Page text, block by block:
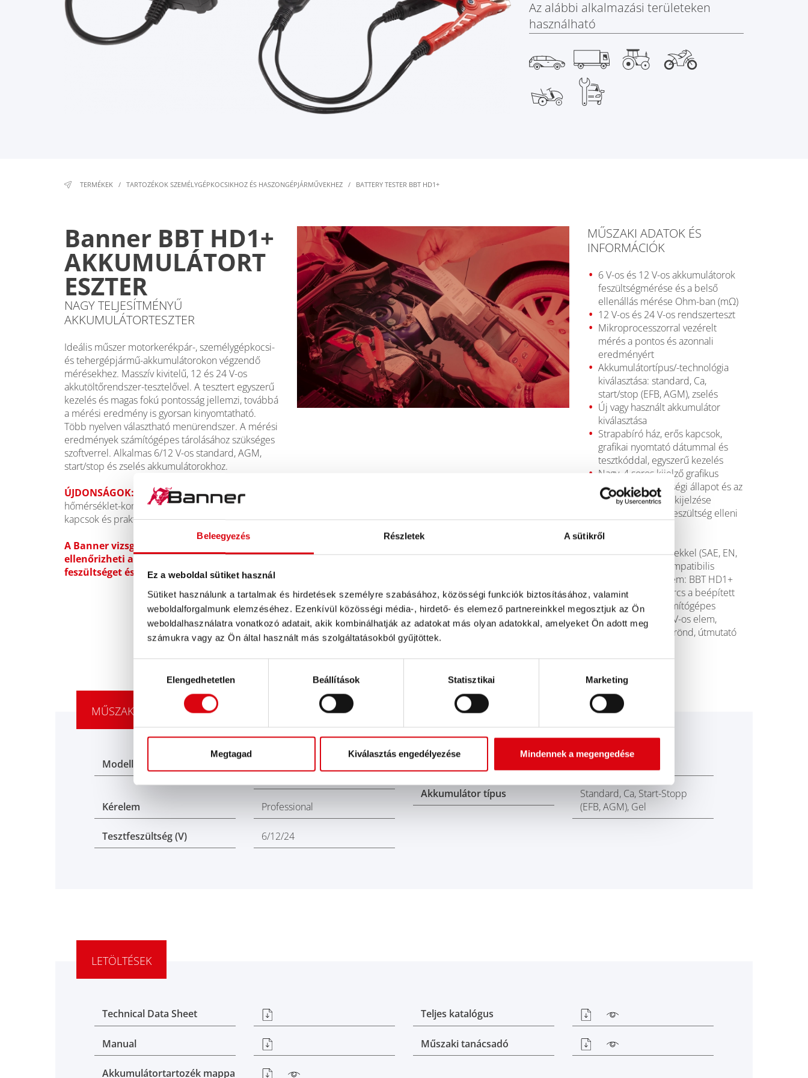
Beleegyezés Részletek A sütikről
Ez a weboldal sütiket használ
Sütiket használunk a tartalmak és hirdetések személyre szabásához, közösségi funkciók biztosításához, valamint
weboldalforgalmunk elemzéséhez. Ezenkívül közösségi média-, hirdető- és elemező partnereinkkel megosztjuk az Ön
weboldalhasználatra vonatkozó adatait, akik kombinálhatják az adatokat más olyan adatokkal, amelyeket Ön adott meg
számukra vagy az Ön által használt más szolgáltatásokból gyűjtöttek.
kiválasztásaElengedhetetlen Beállítások Statisztikai Marketing
Megtagad Kiválasztás engedélyezése Mindennek a megengedése
Az alábbi alkalmazási területeken
használható
TERMÉKEK / TARTOZÉKOK SZEMÉLYGÉPKOCSIKHOZ ÉS HASZONGÉPJÁRMŰVEKHEZ / BATTERY TESTER BBT HD1+
Banner BBT HD1+
AKKUMULÁTORT
ESZTER
NAGY TELJESÍTMÉNYŰ
AKKUMULÁTORTESZTER
Ideális műszer motorkerékpár-, személygépkocsi-
és tehergépjármű-akkumulátorokon végzendő
mérésekhez. Masszív kivitelű, 12 és 24 V-os
akkutöltőrendszer-tesztelővel. A tesztert egyszerű
kezelés és magas fokú pontosság jellemzi, továbbá
a mérési eredmény is gyorsan kinyomtatható.
Több nyelven választható menürendszer. A mérési
eredmények számítógépes tárolásához szükséges
szoftverrel. Alkalmas 6/12 V-os standard, AGM,
start/stop és zselés akkumulátorokhoz.
ÚJDONSÁGOK: belső ellenállás mérése,
hőmérséklet-kompenzáció, színes kijelző, erősebb
kapcsok és praktikus „Vissza” gomb.
A Banner vizsgálókészülékekkel
ellenőrizheti a töltöttségi szintet, a
feszültséget és még sok mást.
MŰSZAKI ADATOK ÉS
INFORMÁCIÓK
6 V-os és 12 V-os akkumulátorok
feszültségmérése és a belső
ellenállás mérése Ohm-ban (mΩ)
12 V-os és 24 V-os rendszerteszt
Mikroprocesszorral vezérelt
mérés a pontos és azonnali
eredményért
Akkumulátortípus/-technológia
kiválasztása: standard, Ca,
start/stop (EFB, AGM), zselés
Új vagy használt akkumulátor
kiválasztása
Strapabíró ház, erős kapcsok,
grafikai nyomtató dátummal és
tesztkóddal, egyszerű kezelés
Nagy, 4 soros kijelző grafikus
ábrákkal, a töltöttségi állapot és az
öregedési állapot kijelzése
Póluscsere és túlfeszültség elleni
Különböző
szabványrendszerekkel (SAE, EN,
IEC, DIN és JIS) kompatibilis
Szállítási terjedelem: BBT HD1+
teszter, papírtekercs a beépített
nyomtatóhoz, számítógépes
szoftver, 6 db 1,5 V-os elem,
keményfedelű bőrönd, útmutató
MŰSZAKI RÉSZLETEK
Modell
Kérelem Professional
Tesztfeszültség (V) 6/12/24
Akkumulátor típus
Standard, Ca, Start-Stopp
(EFB, AGM), Gel
LETÖLTÉSEK
Technical Data Sheet
Manual
Akkumulátortartozék mappa
Teljes katalógus
Műszaki tanácsadó